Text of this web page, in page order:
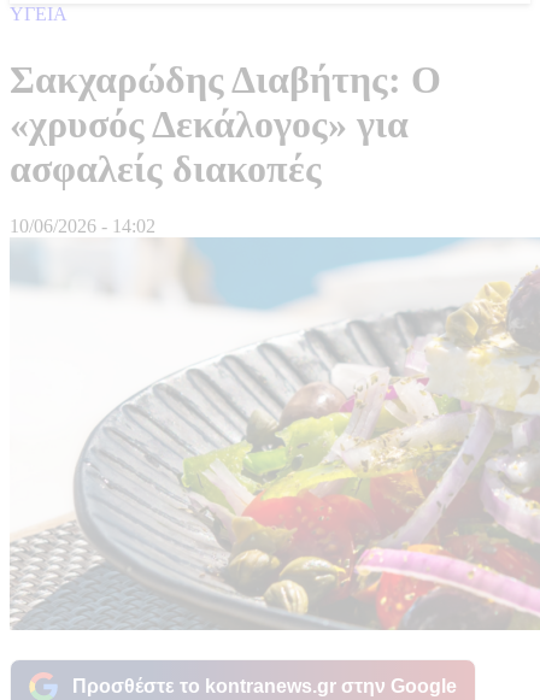
ΥΓΕΙΑ
Σακχαρώδης Διαβήτης: Ο
«χρυσός Δεκάλογος» για
ασφαλείς διακοπές
10/06/2026 - 14:02
Προσθέστε το kontranews.gr στην Google